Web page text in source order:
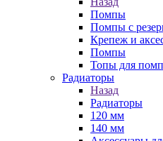
Помпы
Помпы с
Крепеж и
Помпы
Топы для помп
Радиаторы
Назад
Радиаторы
120 мм
140 мм